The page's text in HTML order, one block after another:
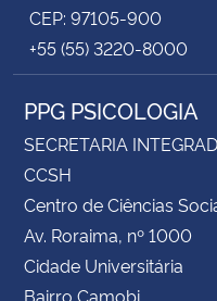
CEP: 97105-900
+55 (55) 3220-8000
PPG PSICOLOGIA
SECRETARIA
CCSH
Centro de Ciências
Av. Roraima, nº 1000
Cidade Universitária
Bairro Camobi